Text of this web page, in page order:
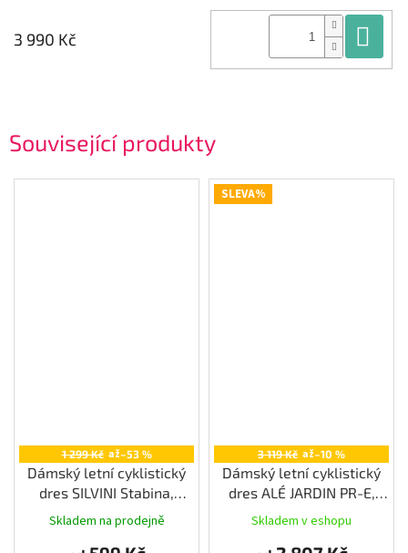
Související produkty
1 299 Kč až–53 %
Dámský letní cyklistický
dres SILVINI Stabina,
Skladem na prodejně
SLEVA%
3 119 Kč až–10 %
Dámský letní cyklistický
dres ALÉ JARDIN PR-E,
multicolor
Skladem v eshopu
3 990 Kč